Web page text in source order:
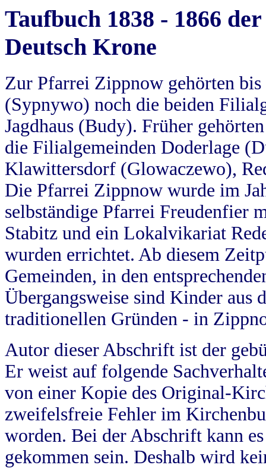
Taufbuch 1838 - 1866
Deutsch Krone
Zur Pfarrei Zippnow gehörten
(Sypnywo) noch die beiden
Jagdhaus (Budy). Früher
die Filialgemeinden Doderlage
Klawittersdorf (Glowaczewo),
Die Pfarrei Zippnow wurde im
selbständige Pfarrei Freudenfier
Stabitz und ein Lokalvikariat
wurden errichtet. Ab diesem
Gemeinden, in den
Übergangsweise sind Kinder aus
traditionellen Gründen - in
Autor dieser Abschrift ist der
Er weist auf folgende
von einer Kopie des Original-
zweifelsfreie Fehler im
worden. Bei der Abschrift kann
gekommen sein. Deshalb wird